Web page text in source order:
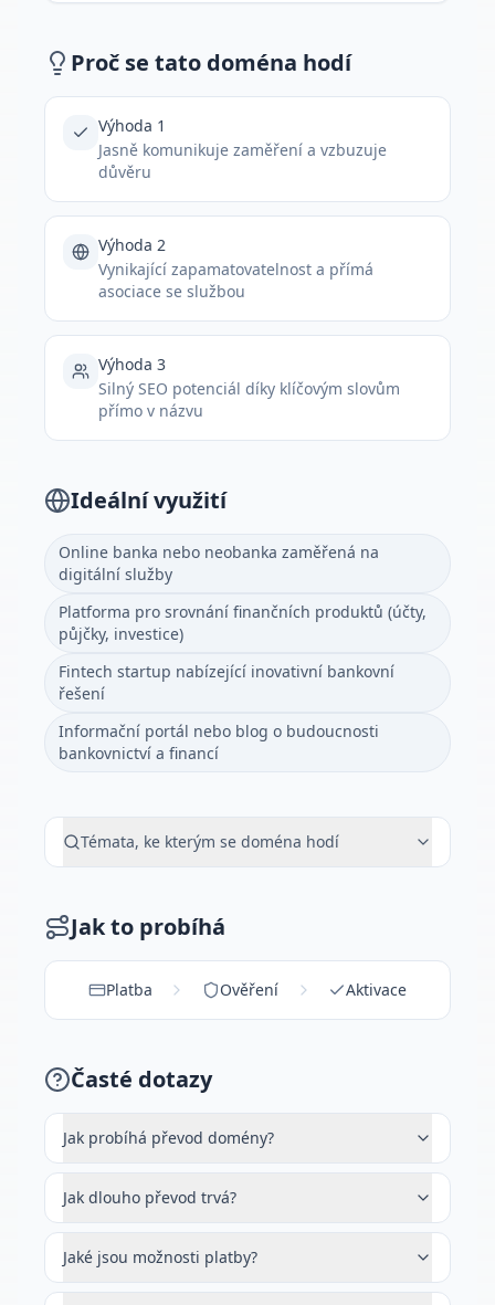
Proč se tato doména hodí
Výhoda 1
Jasně komunikuje zaměření a vzbuzuje
důvěru
Výhoda 2
Vynikající zapamatovatelnost a přímá
asociace se službou
Výhoda 3
Silný SEO potenciál díky klíčovým slovům
přímo v názvu
Ideální využití
Online banka nebo neobanka zaměřená na
digitální služby
Platforma pro srovnání finančních produktů (účty,
půjčky, investice)
Fintech startup nabízející inovativní bankovní
řešení
Informační portál nebo blog o budoucnosti
bankovnictví a financí
Témata, ke kterým se doména hodí
Jak to probíhá
Platba Ověření Aktivace
Časté dotazy
Jak probíhá převod domény?
Jak dlouho převod trvá?
Jaké jsou možnosti platby?